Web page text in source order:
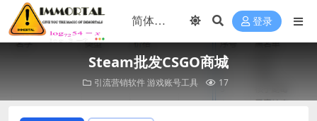
登录
Steam批发CSGO商城
引流营销软件游戏账号工具 17